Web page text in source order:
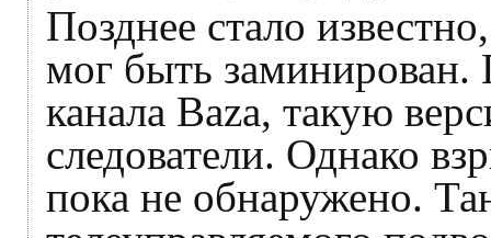
Позднее стало
мог быть
канала Baza, такую
следователи. Однако
пока не обнаружено.